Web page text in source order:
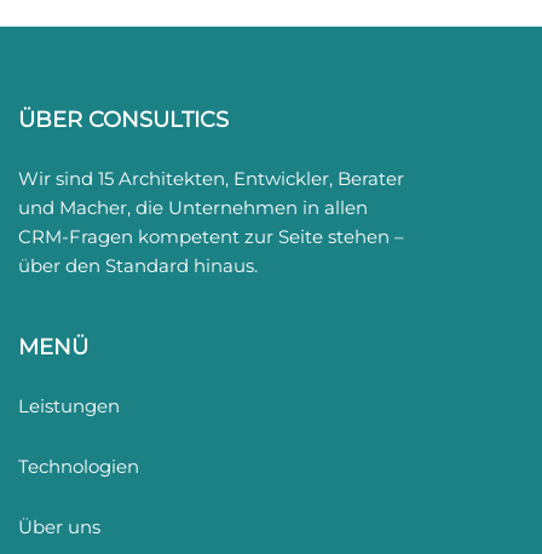
ÜBER CONSULTICS
Wir sind 15 Architekten, Entwickler, Berater
und Macher, die Unternehmen in allen
CRM-Fragen kompetent zur Seite stehen –
über den Standard hinaus.
MENÜ
Leistungen
Technologien
Über uns